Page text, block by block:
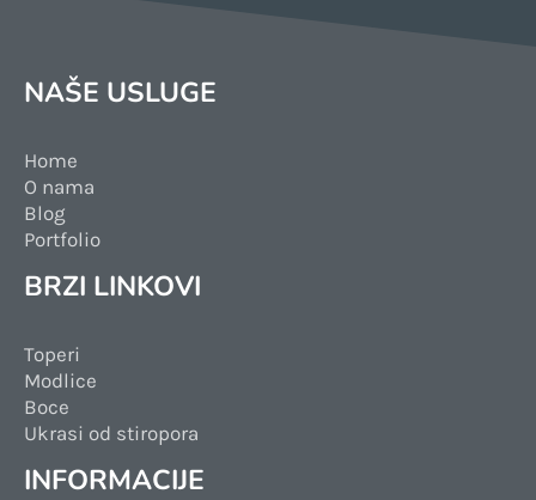
NAŠE USLUGE
Home
O nama
Blog
Portfolio
BRZI LINKOVI
Toperi
Modlice
Boce
Ukrasi od stiropora
INFORMACIJE